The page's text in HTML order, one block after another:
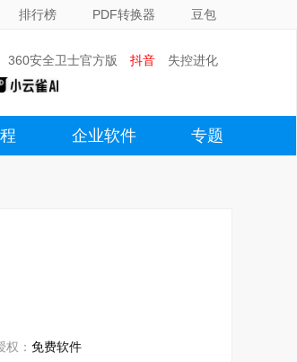
排行榜 PDF转换器 豆包
360安全卫士官方版 抖音
失控进化
企业软件 专题
权： 免费软件